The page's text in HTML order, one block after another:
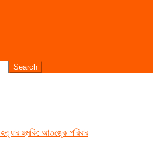
হত্যার হুমকি: আতঙ্কে পরিবার